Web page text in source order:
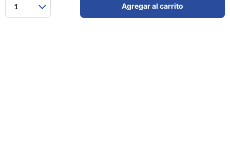
1 Agregar al carrito